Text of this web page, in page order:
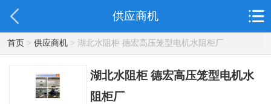
供应商机
首页> 供应商机> 湖北水阻柜 德宏高压笼型电机水阻柜厂
湖北水阻柜 德宏高压笼型电机水
阻柜厂